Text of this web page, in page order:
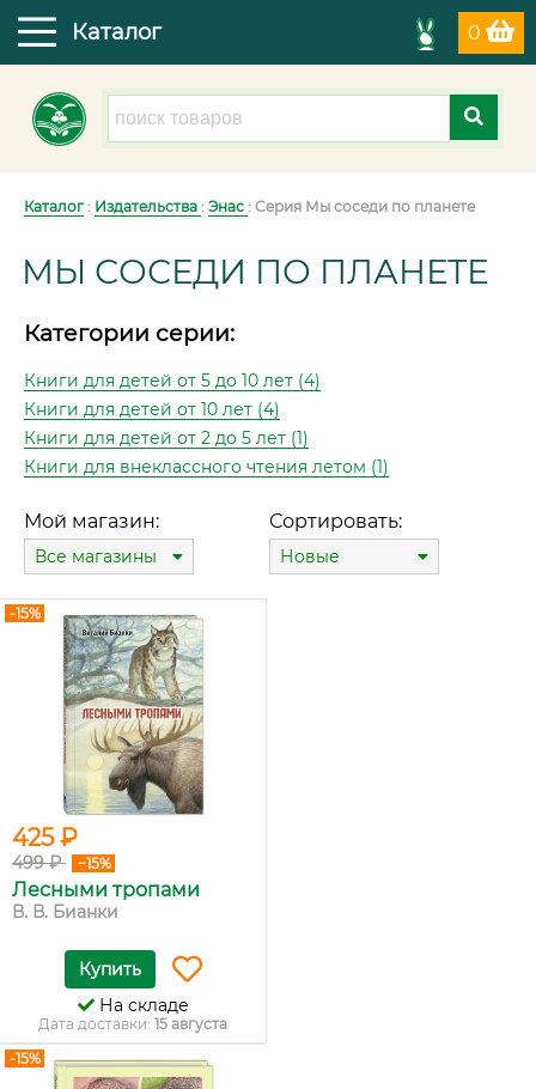
0
Каталог
Каталог: Издательства : Энас : Серия Мы соседи по планете
МЫ СОСЕДИ ПО ПЛАНЕТЕ
Категории серии:
Книги для детей от 5 до 10 лет (4)
Книги для детей от 10 лет (4)
Книги для детей от 2 до 5 лет (1)
Книги для внеклассного чтения летом (1)
Мой магазин:
Все магазины
Сортировать:
Новые
-15%
425 ₽
499 ₽ −15%
Лесными тропами
В. В. Бианки
Купить
На складе
Дата доставки: 15 августа
-15%